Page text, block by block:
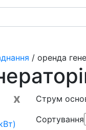
/ оренда
x Струм
Сортування